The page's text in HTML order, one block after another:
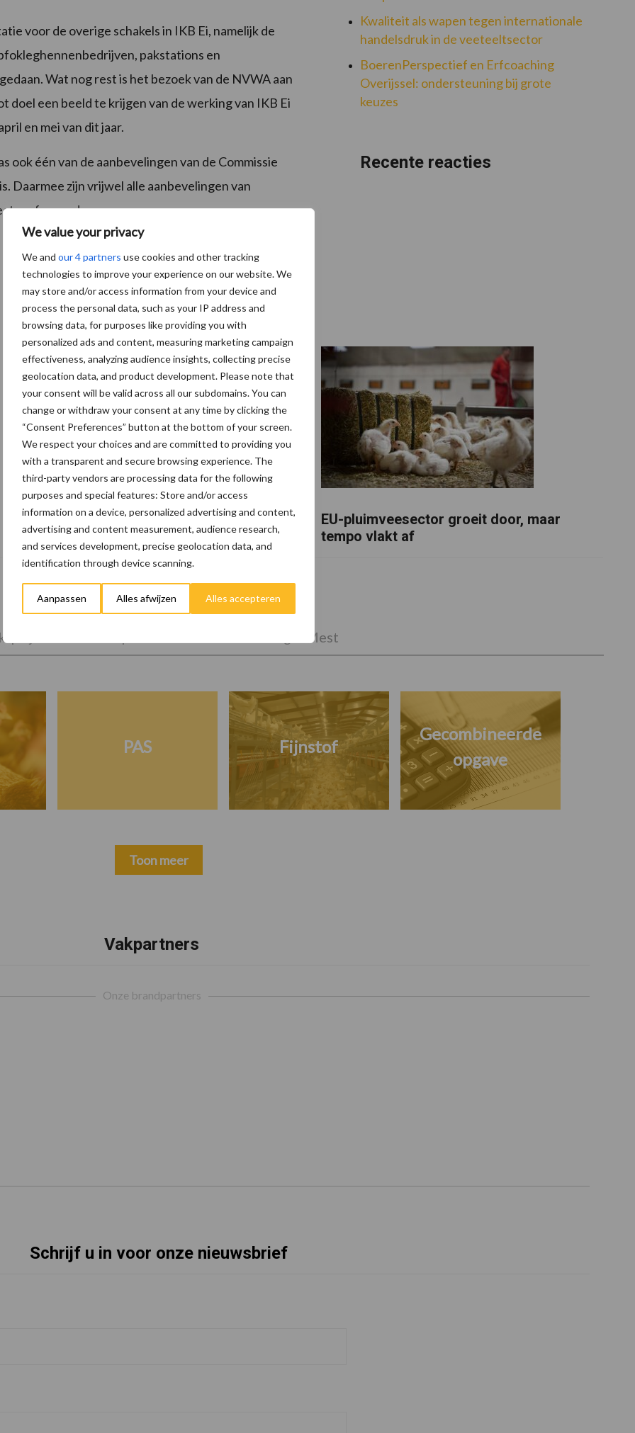
We value your privacy
We and our 4 partners use cookies and other tracking
technologies to improve your experience on our website. We
may store and/or access information from your device and
process the personal data, such as your IP address and
browsing data, for purposes like providing you with
personalized ads and content, measuring marketing campaign
effectiveness, analyzing audience insights, collecting precise
geolocation data, and product development. Please note that
your consent will be valid across all our subdomains. You can
change or withdraw your consent at any time by clicking the
“Consent Preferences” button at the bottom of your screen.
We respect your choices and are committed to providing you
with a transparent and secure browsing experience. The
third-party vendors are processing data for the following
purposes and special features: Store and/or access
information on a device, personalized advertising and content,
advertising and content measurement, audience research,
and services development, precise geolocation data, and
identification through device scanning.
Aanpassen Alles afwijzen Alles accepteren
voor de overige schakels in IKB Ei, namelijk de
pakstations en
Wat nog rest is het bezoek van de NVWA aan
een beeld te krijgen van de werking van IKB Ei
en mei van dit jaar.
één van de aanbevelingen van de Commissie
Daarmee zijn vrijwel alle aanbevelingen van
afgerond.
Kwaliteit als wapen tegen internationale
handelsdruk in de veeteeltsector
BoerenPerspectief en Erfcoaching
Overijssel: ondersteuning bij grote
keuzes
Recente reacties
10 praktisch tips om je voor te bereiden
op mogelijke uitval van het stroomnet
EU-pluimveesector groeit door, maar
tempo vlakt af
Mest
PAS Fijnstof
Gecombineerde
opgave
Toon meer
Vakpartners
Onze brandpartners
Schrijf u in voor onze nieuwsbrief